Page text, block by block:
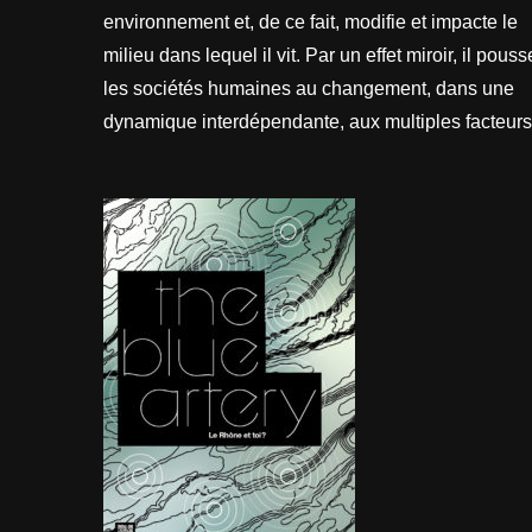
environnement et, de ce fait, modifie et impacte le
milieu dans lequel il vit. Par un effet miroir, il
les sociétés humaines au changement, dans une
dynamique interdépendante, aux multiples